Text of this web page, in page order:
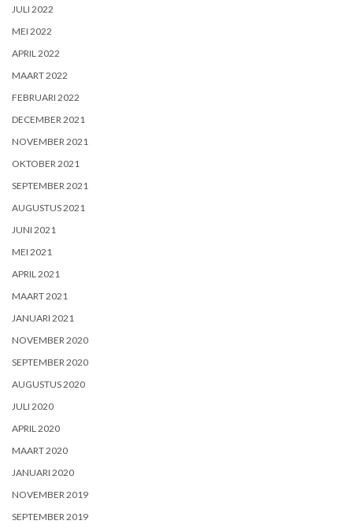
JULI 2022
MEI 2022
APRIL 2022
MAART 2022
FEBRUARI 2022
DECEMBER 2021
NOVEMBER 2021
OKTOBER 2021
SEPTEMBER 2021
AUGUSTUS 2021
JUNI 2021
MEI 2021
APRIL 2021
MAART 2021
JANUARI 2021
NOVEMBER 2020
SEPTEMBER 2020
AUGUSTUS 2020
JULI 2020
APRIL 2020
MAART 2020
JANUARI 2020
NOVEMBER 2019
SEPTEMBER 2019